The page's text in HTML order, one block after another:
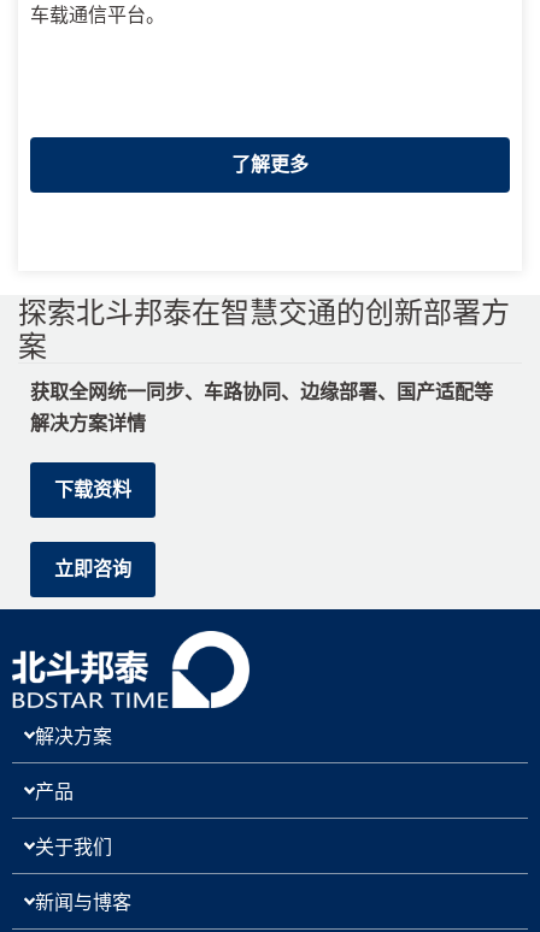
车载通信平台。
了解更多
探索北斗邦泰在智慧交通的创新部署方
案
获取全网统一同步、车路协同、边缘部署、国产适配等
解决方案详情
下载资料
立即咨询
解决方案
产品
关于我们
新闻与博客